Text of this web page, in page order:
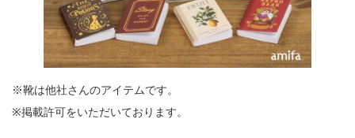
※靴は他社さんのアイテムです。
※掲載許可をいただいております。